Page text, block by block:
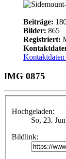
Beiträge:
Bilder: 865
Registriert:
IMG 0875
Hochgeladen:
So, 23.
Bildlink: